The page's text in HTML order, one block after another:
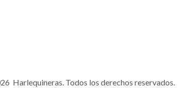
Harlequineras. Todos los derechos reservados.